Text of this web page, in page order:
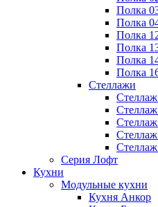
Полка
Полка
Полка
Полка
Полка
Полка
Стеллажи
Стеллаж
Серия Лофт
Кухни
Модульные кухни
Кухня Анкор